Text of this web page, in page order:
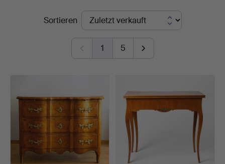
EndpreiseSortieren
1 5